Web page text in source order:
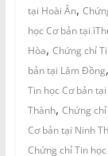
tại Hoài Ân,
học Cơ bản tại
Hòa, Chứng chỉ
bản tại Lâm Đồng,
Tin học Cơ bản
Thành, Chứng
Cơ bản tại Ninh
Chứng chỉ Tin